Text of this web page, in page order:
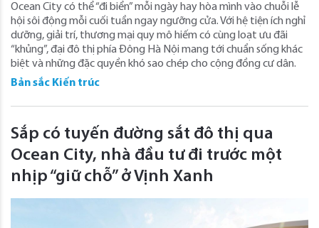
Ocean City có thể “đi biển” mỗi ngày hay hòa mình vào chuỗi lễ
hội sôi động mỗi cuối tuần ngay ngưỡng cửa. Với hệ tiện ích nghỉ
dưỡng, giải trí, thương mại quy mô hiếm có cùng loạt ưu đãi
“khủng”, đại đô thị phía Đông Hà Nội mang tới chuẩn sống khác
biệt và những đặc quyền khó sao chép cho cộng đồng cư dân.
Bản sắc Kiến trúc
Sắp có tuyến đường sắt đô thị qua
Ocean City, nhà đầu tư đi trước một
nhịp “giữ chỗ” ở Vịnh Xanh